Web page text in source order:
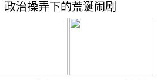
治操弄下的荒诞闹剧